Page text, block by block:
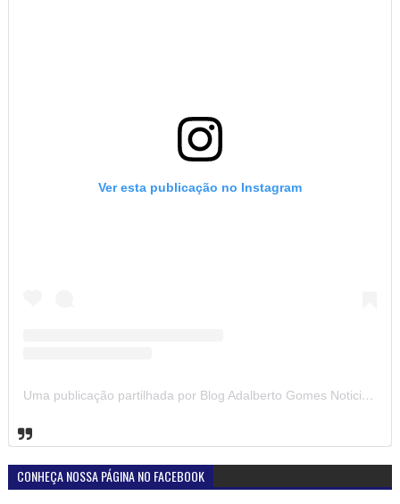
Ver esta publicação no Instagram
Uma publicação partilhada por Blog Adalberto Gomes Noticias (@blogadalbertogomesnoticiass)
CONHEÇA NOSSA PÁGINA NO FACEBOOK